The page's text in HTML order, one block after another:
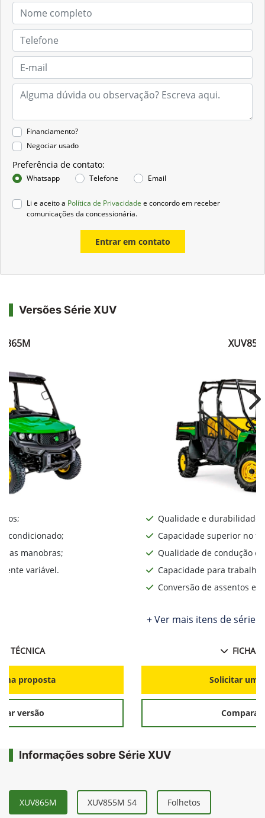
Financiamento?
Negociar usado
Preferência de contato:
Whatsapp Telefone Email
Li e aceito a Política de Privacidade e concordo em receber
comunicações da concessionária.
Entrar em contato
Versões Série XUV
condicionado;
as manobras;
variável.
TÉCNICA
proposta
versão
Qualidade e durabilidade;
Capacidade superior no
Qualidade de condução o
Capacidade para
Conversão de assentos e
+ Ver mais itens de série
FICHA
Solicitar
Comparar
Informações sobre Série XUV
XUV865M XUV855M S4 Folhetos